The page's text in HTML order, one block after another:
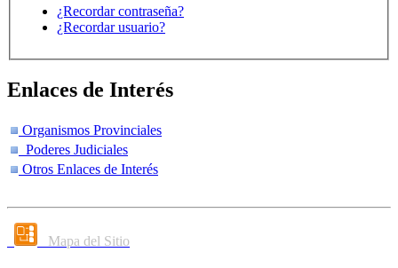
¿Recordar contraseña?
¿Recordar usuario?
Enlaces de Interés
Organismos Provinciales
Poderes Judiciales
Otros Enlaces de Interés
Mapa del Sitio